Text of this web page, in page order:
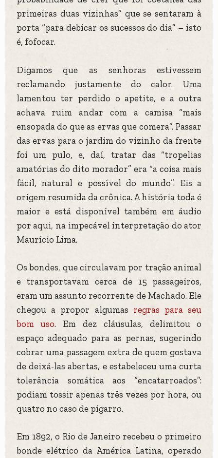
primeiras duas vizinhas” que se sentaram à
porta “para debicar os sucessos do dia” – isto
é, fofocar.
Digamos que as senhoras estivessem
reclamando justamente do calor. Uma
lamentou ter perdido o apetite, e a outra
achava ruim andar com a camisa “mais
ensopada do que as ervas que comera”. Passar
das ervas para o jardim do vizinho da frente
foi um pulo, e, daí, tratar das “tropelias
amatórias do dito morador” era “a coisa mais
fácil, natural e possível do mundo”. Eis a
origem resumida da crônica. A história toda é
maior e está disponível também em áudio
por aqui, na impecável interpretação do ator
Maurício Lima.
Os bondes, que circulavam por tração animal
e transportavam cerca de 15 passageiros,
eram um assunto recorrente de Machado. Ele
chegou a propor algumas regras para seu
bom uso. Em dez cláusulas, delimitou o
espaço adequado para as pernas, sugerindo
cobrar uma passagem extra de quem gostava
de deixá-las abertas, e estabeleceu uma curta
tolerância somática aos “encatarroados”:
podiam tossir apenas três vezes por hora, ou
quatro no caso de pigarro.
Em 1892, o Rio de Janeiro recebeu o primeiro
bonde elétrico da América Latina, operado